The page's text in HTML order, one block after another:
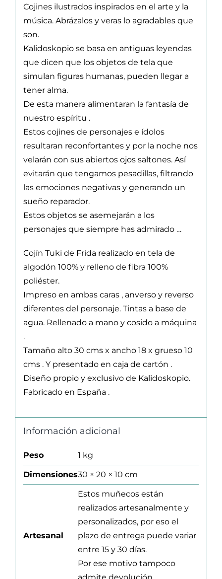
Cojines ilustrados inspirados en el arte y la
música. Abrázalos y veras lo agradables que
son.
Kalidoskopio se basa en antiguas leyendas
que dicen que los objetos de tela que
simulan figuras humanas, pueden llegar a
tener alma.
De esta manera alimentaran la fantasía de
nuestro espíritu .
Estos cojines de personajes e ídolos
resultaran reconfortantes y por la noche nos
velarán con sus abiertos ojos saltones. Así
evitarán que tengamos pesadillas, filtrando
las emociones negativas y generando un
sueño reparador.
Estos objetos se asemejarán a los
personajes que siempre has admirado …
Cojín Tuki de Frida realizado en tela de
algodón 100% y relleno de fibra 100%
poliéster.
Impreso en ambas caras , anverso y reverso
diferentes del personaje. Tintas a base de
agua. Rellenado a mano y cosido a máquina
.
Tamaño alto 30 cms x ancho 18 x grueso 10
cms . Y presentado en caja de cartón .
Diseño propio y exclusivo de Kalidoskopio.
Fabricado en España .
Información adicional
Peso 1 kg
Dimensiones30 × 20 × 10 cm
Artesanal
Estos muñecos están
realizados artesanalmente y
personalizados, por eso el
plazo de entrega puede variar
entre 15 y 30 días.
Por ese motivo tampoco